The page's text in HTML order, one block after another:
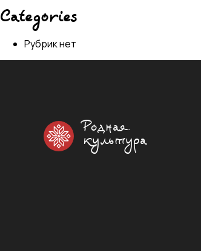
Categories
Рубрик нет
Родная
культура